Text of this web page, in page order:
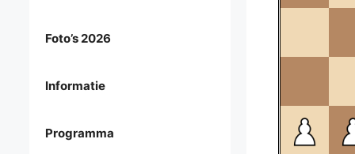
Foto’s 2026
Informatie
Programma